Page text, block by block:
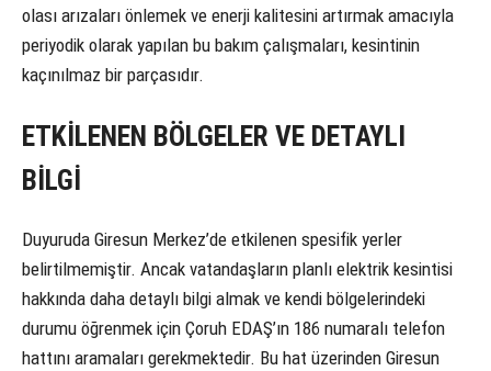
olası arızaları önlemek ve enerji kalitesini artırmak amacıyla
periyodik olarak yapılan bu bakım çalışmaları, kesintinin
kaçınılmaz bir parçasıdır.
ETKİLENEN BÖLGELER VE DETAYLI
BİLGİ
Duyuruda Giresun Merkez’de etkilenen spesifik yerler
belirtilmemiştir. Ancak vatandaşların planlı elektrik kesintisi
hakkında daha detaylı bilgi almak ve kendi bölgelerindeki
durumu öğrenmek için Çoruh EDAŞ’ın 186 numaralı telefon
hattını aramaları gerekmektedir. Bu hat üzerinden Giresun